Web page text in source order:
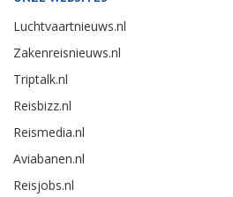
Luchtvaartnieuws.nl
Zakenreisnieuws.nl
Triptalk.nl
Reisbizz.nl
Reismedia.nl
Aviabanen.nl
Reisjobs.nl